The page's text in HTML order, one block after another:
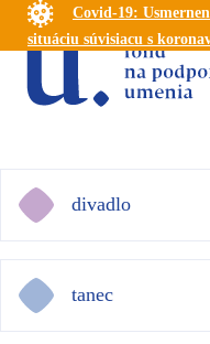
Covid-19:
situáciu súvisiacu s
divadlo
tanec